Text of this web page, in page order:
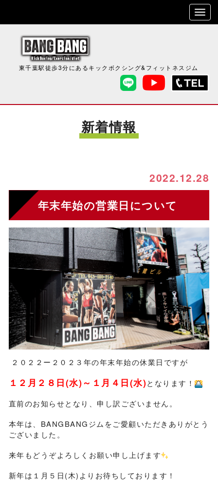
東千葉駅徒歩3分にあるキックボクシング&フィットネスジム
新着情報
2022.12.28
年末年始の営業日について
２０２２ー２０２３年の年末年始の休業日ですが
１２月２８日(水)～１月４日(水)となります！
直前のお知らせとなり、申し訳ございません。
本年は、BANGBANGジムをご愛顧いただきありがとう
ございました。
来年もどうぞよろしくお願い申し上げます
新年は１月５日(木)よりお待ちしております！